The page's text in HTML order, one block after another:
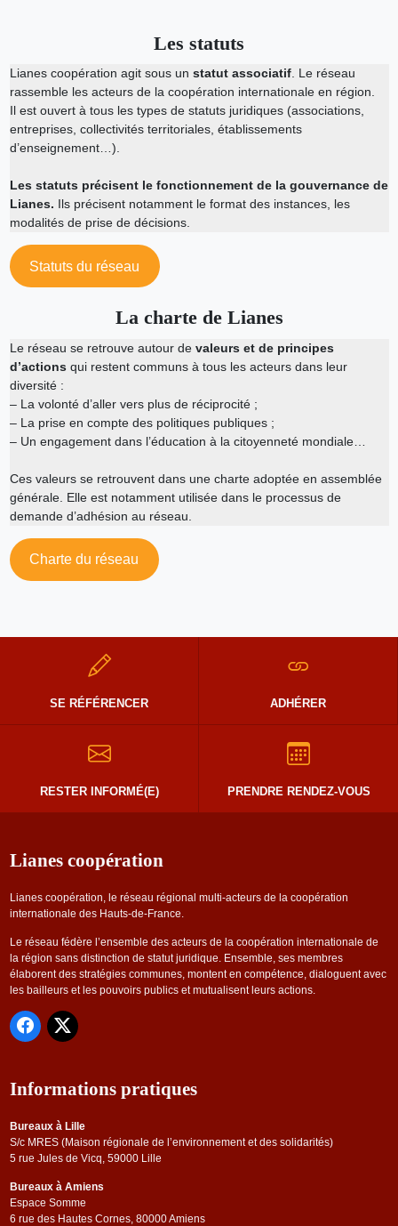
Les statuts
Lianes coopération agit sous un statut associatif. Le réseau
rassemble les acteurs de la coopération internationale en région.
Il est ouvert à tous les types de statuts juridiques (associations,
entreprises, collectivités territoriales, établissements
d’enseignement…).
Les statuts précisent le fonctionnement de la gouvernance de
Lianes. Ils précisent notamment le format des instances, les
modalités de prise de décisions.
Statuts du réseau
La charte de Lianes
Le réseau se retrouve autour devaleurs et de principes
d’actionsqui restent communs à tous les acteurs dans leur
diversité :
– La volonté d’aller vers plus de réciprocité ;
– La prise en compte des politiques publiques ;
– Un engagement dans l’éducation à la citoyenneté mondiale…
Ces valeurs se retrouvent dans une charte adoptée en assemblée
générale. Elle est notamment utilisée dans le processus de
demande d’adhésion au réseau.
Charte du réseau
SE RÉFÉRENCER ADHÉRER
RESTER INFORMÉ(E) PRENDRE RENDEZ-VOUS
Lianes coopération
Lianes coopération, le réseau régional multi-acteurs de la coopération
internationale des Hauts-de-France.
Le réseau fédère l’ensemble des acteurs de la coopération internationale de
la région sans distinction de statut juridique. Ensemble, ses membres
élaborent des stratégies communes, montent en compétence, dialoguent avec
les bailleurs et les pouvoirs publics et mutualisent leurs actions.
Informations pratiques
Bureaux à Lille
S/c MRES (Maison régionale de l’environnement et des solidarités)
5 rue Jules de Vicq, 59000 Lille
Bureaux à Amiens
Espace Somme
6 rue des Hautes Cornes, 80000 Amiens